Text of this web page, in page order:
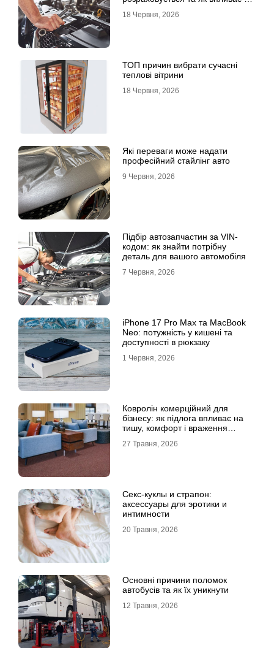
18 Червня, 2026
ТОП причин вибрати сучасні
теплові вітрини
18 Червня, 2026
Які переваги може надати
професійний стайлінг авто
9 Червня, 2026
Підбір автозапчастин за VIN-
кодом: як знайти потрібну
деталь для вашого автомобіля
7 Червня, 2026
iPhone 17 Pro Max та MacBook
Neo: потужність у кишені та
доступності в рюкзаку
1 Червня, 2026
Ковролін комерційний для
бізнесу: як підлога впливає на
тишу, комфорт і враження
27 Травня, 2026
Секс-куклы и страпон:
аксессуары для эротики и
интимности
20 Травня, 2026
Основні причини поломок
автобусів та як їх уникнути
12 Травня, 2026